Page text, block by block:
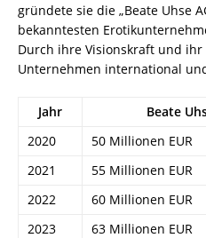
gründete sie die „Beate Uhse
bekanntesten
Durch ihre Visionskraft und ihr
Unternehmen international
Jahr
Beate
2020
50 Millionen EUR
2021
55 Millionen EUR
2022
60 Millionen EUR
2023
63 Millionen EUR